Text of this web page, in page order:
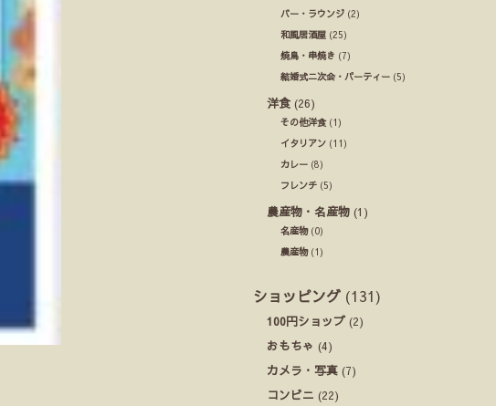
バー・ラウンジ (2)
和風居酒屋 (25)
焼鳥・串焼き (7)
結婚式ニ次会・パーティー (5)
洋食 (26)
その他洋食(1)
イタリアン (11)
カレー (8)
フレンチ (5)
農産物・名産物 (1)
名産物(0)
農産物(1)
ショッピング (131)
100円ショップ (2)
おもちゃ (4)
カメラ・写真 (7)
コンビニ (22)